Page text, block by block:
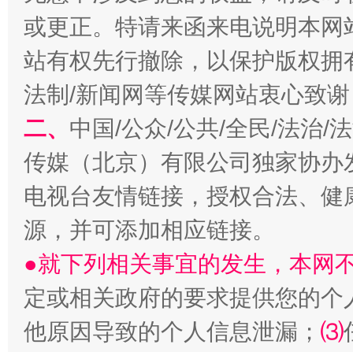
习近平的博鳌关键词
魏明亮
“刷贴”乱象丛生
生
或更正。特请来函来电说明本
站有权先行撤除，以保护版权
法制/新闻网等传媒网站衷心致
二、 中国/公众/公共/全民/法治/
传媒（北京）有限公司独家协
电视台友情链接，授权合法、
源，并可添加相应链接。
●就下列相关事宜的发生，本网
定或相关政府的要求提供您的个
他原因导致的个人信息泄漏； ⑶